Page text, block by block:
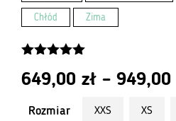
Chłód Zima
649,00 zł – 949,00
Rozmiar XXS XS